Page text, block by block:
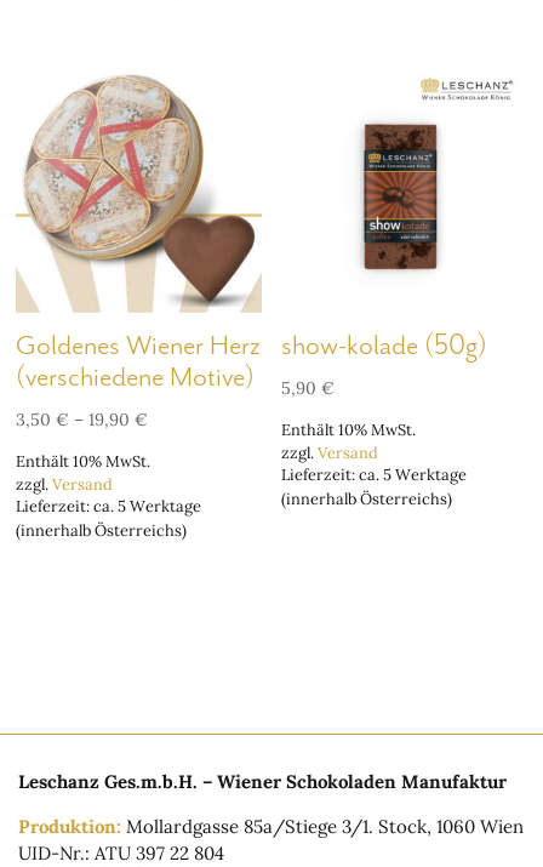
Goldenes Wiener Herz
(verschiedene Motive)
3,50€ –19,90€
bis
Enthält 10% MwSt.
zzgl.Versand
Lieferzeit: ca. 5 Werktage
(innerhalb Österreichs)
show-kolade (50g)
5,90€
Enthält 10% MwSt.
zzgl.Versand
Lieferzeit: ca. 5 Werktage
(innerhalb Österreichs)
Leschanz Ges.m.b.H. – Wiener Schokoladen Manufaktur
Produktion: Mollardgasse 85a/Stiege 3/1. Stock, 1060 Wien
UID-Nr.: ATU 397 22 804